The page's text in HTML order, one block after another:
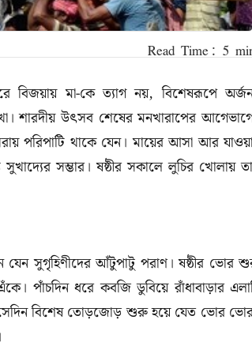
বিজয়ায় মা-কে ত্যাগ নয়, বিশেষরূপে
শারদীয় উৎসব শেষের মনখারাপের
পরিপাটি থাকে যেন। মায়ের আসা আর
সুখাদ্যের সম্ভার। ষষ্ঠীর সকালে লুচির খোলায়
যেন সুগৃহিণীদের আঁটুপাটু পরাণ। ষষ্ঠীর ভোর
পাঁচদিন ধরে কবজি ডুবিয়ে রাঁধাবাড়ার
বিশেষ তোড়জোড় শুরু হয়ে যেত ভোর